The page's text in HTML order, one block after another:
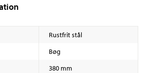
Rustfrit stål
Bøg
380 mm